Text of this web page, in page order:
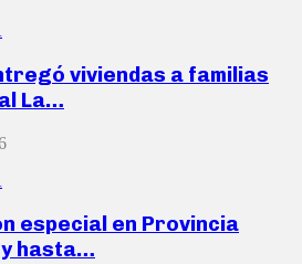
viviendas a familias
La…
especial en Provincia
hasta…